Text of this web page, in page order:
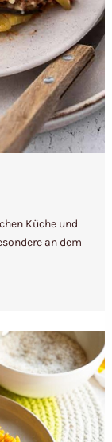
Küche und
an dem